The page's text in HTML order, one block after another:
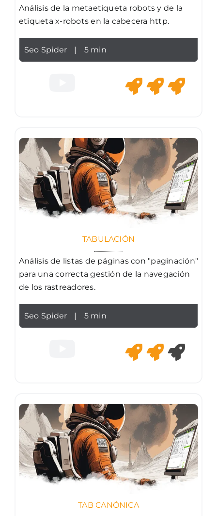
Análisis de la metaetiqueta robots y de la
etiqueta x-robots en la cabecera http.
Seo Spider 5 min
TABULACIÓN
Análisis de listas de páginas con "paginación"
para una correcta gestión de la navegación
de los rastreadores.
Seo Spider 5 min
TAB CANÓNICA